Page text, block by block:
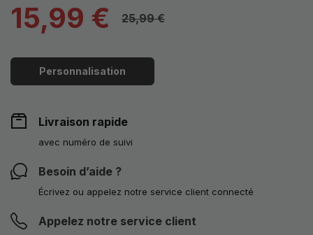
15,99 € 25,99 €
Personnalisation
Livraison rapide
avec numéro de suivi
Besoin d’aide ?
Écrivez ou appelez notre service client connecté
Appelez notre service client